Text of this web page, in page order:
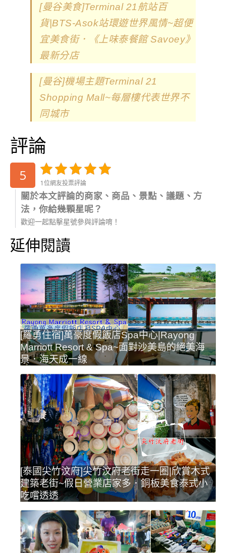
[曼谷美食]Terminal 21航站百
貨|BTS-Asok站環遊世界風情~超便
宜美食街．《上味泰餐館 Savoey》
最新分店
[曼谷]機場主題Terminal 21
Shopping Mall~每層樓代表世界不
同城市
評論
5 1位網友投票評論
關於本文評論的商家、商品、景點、議題、方
法，你給幾顆星呢？
歡迎一起點擊星號參與評論唷！
延伸閱讀
[羅勇住宿]萬豪度假飯店Spa中心|Rayong
Marriott Resort & Spa~面對沙美島的絕美海
景．海天成一線
[泰國尖竹汶府]尖竹汶府老街走一圈|欣賞木式
建築老街~假日營業店家多．銅板美食泰式小
吃嚐透透